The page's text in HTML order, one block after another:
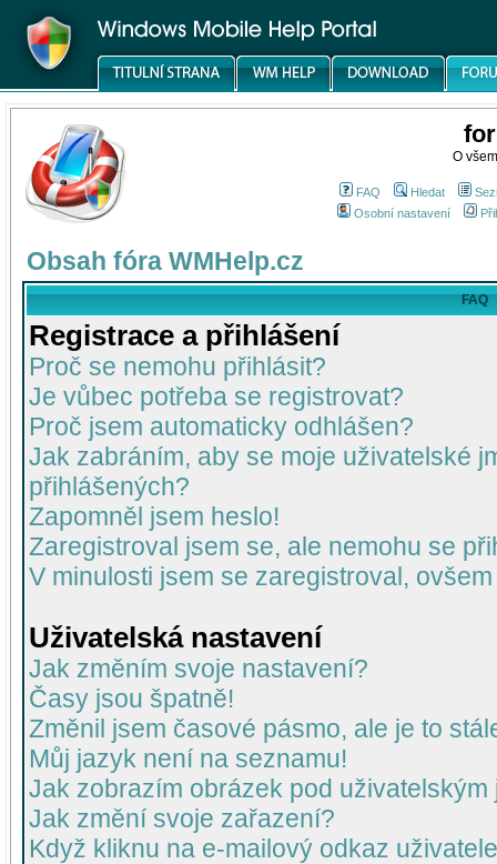
O
FAQ Hledat
Osobní nastavení
Obsah fóra WMHelp.cz
FAQ
Registrace a přihlášení
Proč se nemohu přihlásit?
Je vůbec potřeba se registrovat?
Proč jsem automaticky odhlášen?
Jak zabráním, aby se moje uživatelské
přihlášených?
Zapomněl jsem heslo!
Zaregistroval jsem se, ale nemohu se
V minulosti jsem se zaregistroval,
Uživatelská nastavení
Jak změním svoje nastavení?
Časy jsou špatně!
Změnil jsem časové pásmo, ale je to
Můj jazyk není na seznamu!
Jak zobrazím obrázek pod uživatelským
Jak změní svoje zařazení?
Když kliknu na e-mailový odkaz